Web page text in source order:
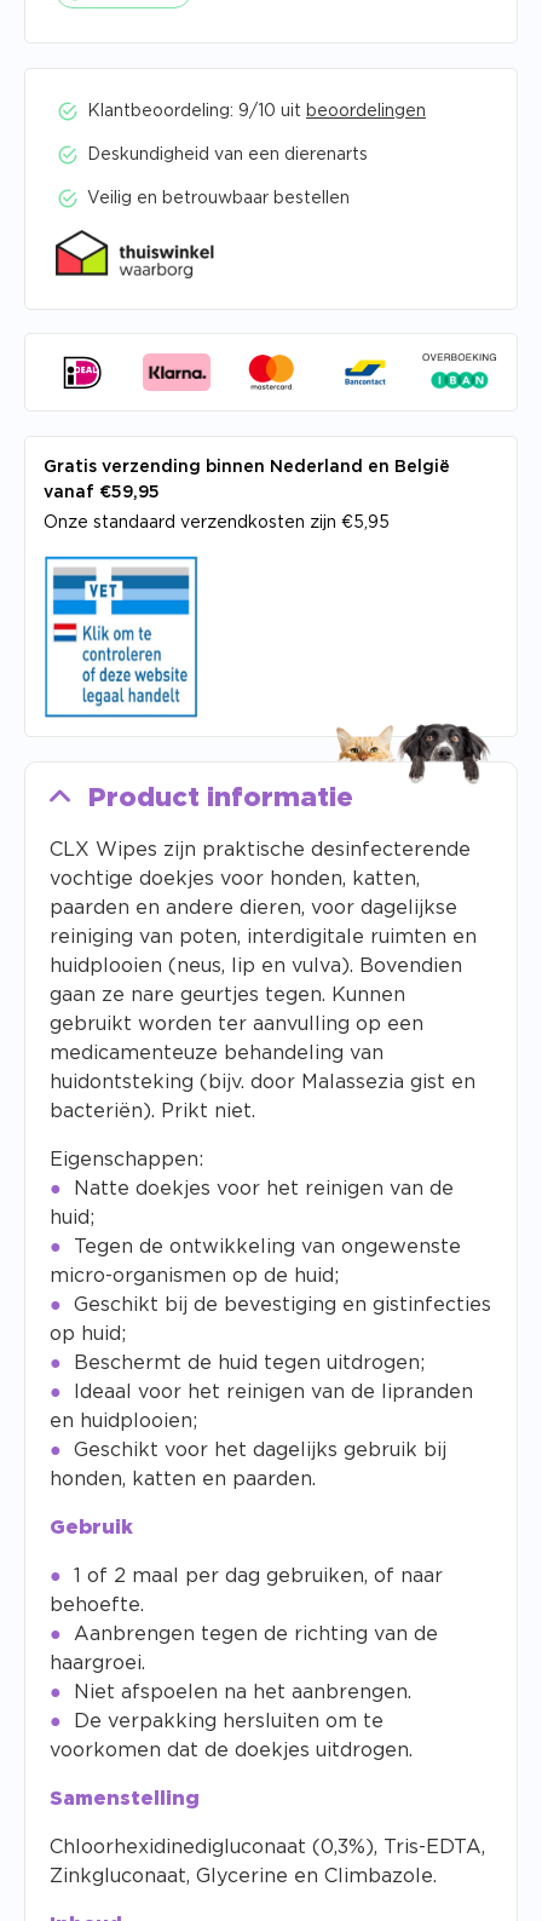
Klantbeoordeling: 9/10 uit beoordelingen
Deskundigheid van een dierenarts
Veilig en betrouwbaar bestellen
Gratis verzending binnen Nederland en België
vanaf €59,95
Onze standaard verzendkosten zijn €5,95
Product informatie
CLX Wipes zijn praktische desinfecterende
vochtige doekjes voor honden, katten,
paarden en andere dieren, voor dagelijkse
reiniging van poten, interdigitale ruimten en
huidplooien (neus, lip en vulva). Bovendien
gaan ze nare geurtjes tegen. Kunnen
gebruikt worden ter aanvulling op een
medicamenteuze behandeling van
huidontsteking (bijv. door Malassezia gist en
bacteriën). Prikt niet.
Eigenschappen:
Natte doekjes voor het reinigen van de
huid;
Tegen de ontwikkeling van ongewenste
micro-organismen op de huid;
Geschikt bij de bevestiging en gistinfecties
op huid;
Beschermt de huid tegen uitdrogen;
Ideaal voor het reinigen van de lipranden
en huidplooien;
Geschikt voor het dagelijks gebruik bij
honden, katten en paarden.
Gebruik
1 of 2 maal per dag gebruiken, of naar
behoefte.
Aanbrengen tegen de richting van de
haargroei.
Niet afspoelen na het aanbrengen.
De verpakking hersluiten om te
voorkomen dat de doekjes uitdrogen.
Samenstelling
Chloorhexidinedigluconaat (0,3%), Tris-EDTA,
Zinkgluconaat, Glycerine en Climbazole.